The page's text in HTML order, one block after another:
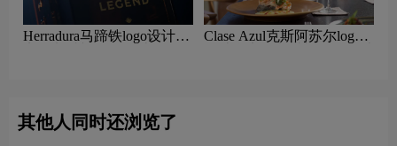
Herradura马蹄铁logo设计含
Clase Azul克斯阿苏尔logo
其他人同时还浏览了